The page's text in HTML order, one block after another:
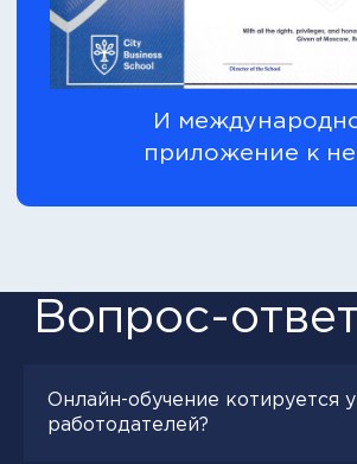
Онлайн-обучение котируется у
работодателей?
Наши выпускники
работают в
компаниях